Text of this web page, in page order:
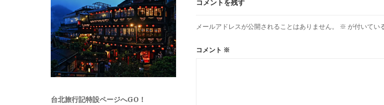
ン
コメントを残す
メールアドレスが公開されることはありません。 ※ が付いてい
コメント ※
台北旅行記特設ページへGO！